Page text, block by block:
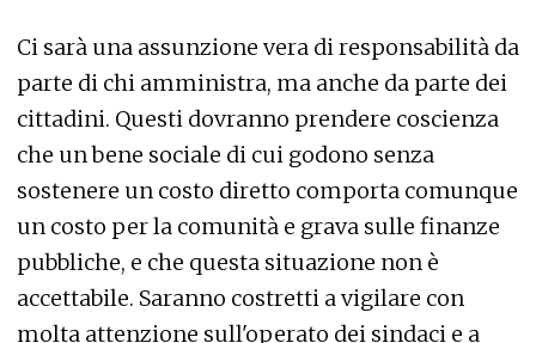
Ci sarà una assunzione vera di responsabilità da
parte di chi amministra, ma anche da parte dei
cittadini. Questi dovranno prendere coscienza
che un bene sociale di cui godono senza
sostenere un costo diretto comporta comunque
un costo per la comunità e grava sulle finanze
pubbliche, e che questa situazione non è
accettabile. Saranno costretti a vigilare con
molta attenzione sull'operato dei sindaci e a